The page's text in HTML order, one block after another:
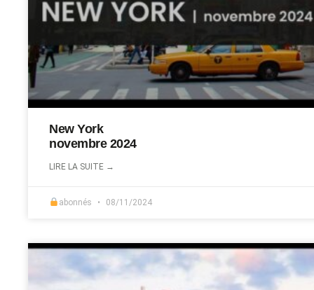
New York
novembre 2024
LIRE LA SUITE →
abonnés 08/11/2024